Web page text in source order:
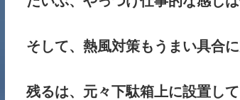
そして、熱風対策もうまい具合に
残るは、元々下駄箱上に設置し